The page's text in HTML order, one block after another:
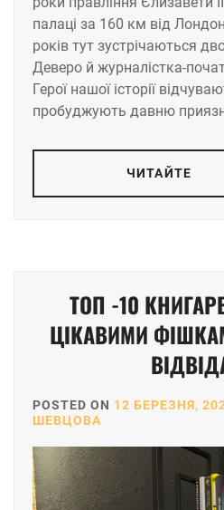
палаці за 160 км від
років тут зустрічаються
Деверо й журналістка-
Герої нашої історії
пробуджують давню
ЧИТАЙТЕ
ТОП -10
ЦІКАВИМИ
POSTED ON 12 БЕРЕЗНЯ,
ШЕВЦОВА